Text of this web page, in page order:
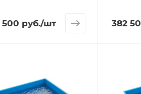
500 руб./шт 382